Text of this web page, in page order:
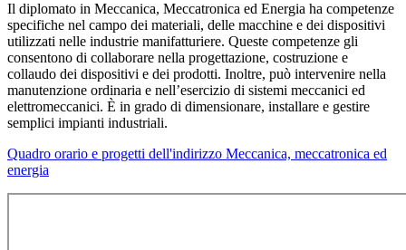
Il diplomato in Meccanica, Meccatronica ed Energia ha competenze
specifiche nel campo dei materiali, delle macchine e dei dispositivi
utilizzati nelle industrie manifatturiere. Queste competenze gli
consentono di collaborare nella progettazione, costruzione e
collaudo dei dispositivi e dei prodotti. Inoltre, può intervenire nella
manutenzione ordinaria e nell’esercizio di sistemi meccanici ed
elettromeccanici. È in grado di dimensionare, installare e gestire
semplici impianti industriali.
Quadro orario e progetti dell'indirizzo Meccanica, meccatronica ed
energia